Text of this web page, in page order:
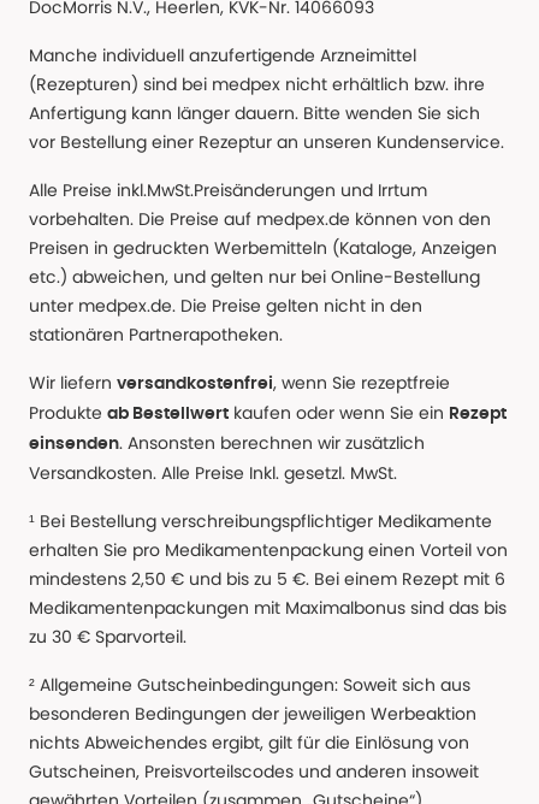
DocMorris N.V., Heerlen, KVK-Nr. 14066093
Manche individuell anzufertigende Arzneimittel
(Rezepturen) sind bei medpex nicht erhältlich bzw. ihre
Anfertigung kann länger dauern. Bitte wenden Sie sich
vor Bestellung einer Rezeptur an unseren Kundenservice.
Alle Preise inkl.MwSt.Preisänderungen und Irrtum
vorbehalten. Die Preise auf medpex.de können von den
Preisen in gedruckten Werbemitteln (Kataloge, Anzeigen
etc.) abweichen, und gelten nur bei Online-Bestellung
unter medpex.de. Die Preise gelten nicht in den
stationären Partnerapotheken.
Wir liefern versandkostenfrei, wenn Sie rezeptfreie
Produkte ab Bestellwert kaufen oder wenn Sie ein Rezept
einsenden. Ansonsten berechnen wir zusätzlich
Versandkosten. Alle Preise Inkl. gesetzl. MwSt.
¹ Bei Bestellung verschreibungspflichtiger Medikamente
erhalten Sie pro Medikamentenpackung einen Vorteil von
mindestens 2,50 € und bis zu 5 €. Bei einem Rezept mit 6
Medikamentenpackungen mit Maximalbonus sind das bis
zu 30 € Sparvorteil.
² Allgemeine Gutscheinbedingungen: Soweit sich aus
besonderen Bedingungen der jeweiligen Werbeaktion
nichts Abweichendes ergibt, gilt für die Einlösung von
Gutscheinen, Preisvorteilscodes und anderen insoweit